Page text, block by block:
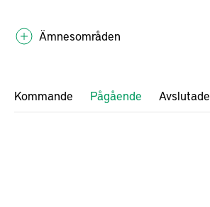
Ämnesområden
Kommande Pågående Avslutade